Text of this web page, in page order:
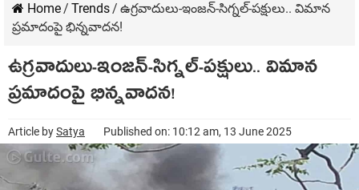
Home/ Trends/ ఉగ్ర‌వాదులు-ఇంజ‌న్‌-సిగ్న‌ల్‌-ప‌క్షులు.. విమాన‌
ప్ర‌మాదంపై భిన్న‌వాద‌న‌!
ఉగ్ర‌వాదులు-ఇంజ‌న్‌-సిగ్న‌ల్‌-ప‌క్షులు.. విమాన‌
ప్ర‌మాదంపై భిన్న‌వాద‌న‌!
Article bySatya Published on: 10:12 am, 13 June 2025